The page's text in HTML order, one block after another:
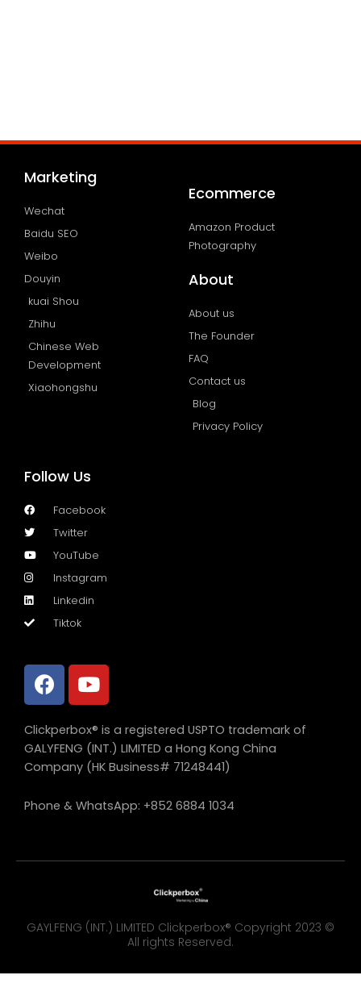
Marketing
Wechat
Baidu SEO
Weibo
Douyin
kuai Shou
Zhihu
Chinese Web
Development
Xiaohongshu
Ecommerce
Amazon Product
Photography
About
About us
The Founder
FAQ
Contact us
Blog
Privacy Policy
Follow Us
Facebook
Twitter
YouTube
Instagram
Linkedin
Tiktok
Clickperbox® is a registered USPTO trademark of
GALYFENG (INT.) LIMITED a Hong Kong China
Company (HK Business# 71248441)
Phone & WhatsApp: +852 6884 1034
GAYLFENG (INT.) LIMITED Clickperbox® Copyright 2023 ©
All rights Reserved.